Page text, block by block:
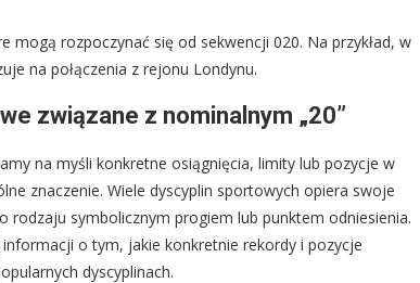
rozpoczynać się od sekwencji 020. Na przykład, w
na połączenia z rejonu Londynu.
związane z nominalnym „20”
na myśli konkretne osiągnięcia, limity lub pozycje w
znaczenie. Wiele dyscyplin sportowych opiera swoje
rodzaju symbolicznym progiem lub punktem odniesienia.
o tym, jakie konkretnie rekordy i pozycje
dyscyplinach.